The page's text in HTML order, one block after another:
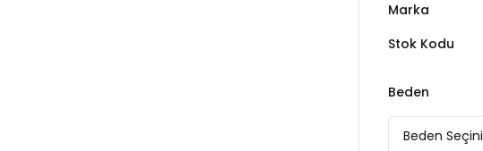
Marka
Stok Kodu
Beden